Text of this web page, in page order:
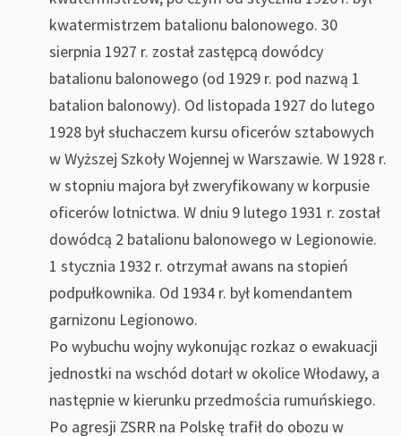
kwatermistrzem batalionu balonowego. 30
sierpnia 1927 r. został zastępcą dowódcy
batalionu balonowego (od 1929 r. pod nazwą 1
batalion balonowy). Od listopada 1927 do lutego
1928 był słuchaczem kursu oficerów sztabowych
w Wyższej Szkoły Wojennej w Warszawie. W 1928 r.
w stopniu majora był zweryfikowany w korpusie
oficerów lotnictwa. W dniu 9 lutego 1931 r. został
dowódcą 2 batalionu balonowego w Legionowie.
1 stycznia 1932 r. otrzymał awans na stopień
podpułkownika. Od 1934 r. był komendantem
garnizonu Legionowo.
Po wybuchu wojny wykonując rozkaz o ewakuacji
jednostki na wschód dotarł w okolice Włodawy, a
następnie w kierunku przedmościa rumuńskiego.
Po agresji ZSRR na Polskę trafił do obozu w